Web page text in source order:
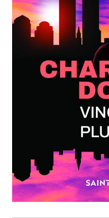
Nouveautés
Numérique
Livres audio
Page vedette